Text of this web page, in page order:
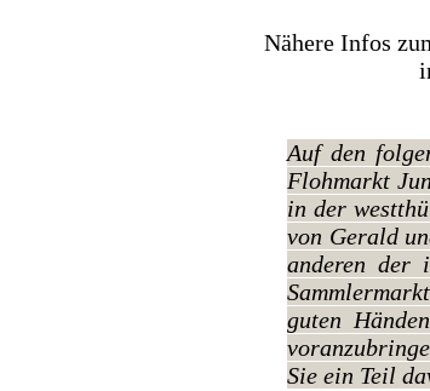
Nähere Infos
Auf den
Flohmarkt
in der
von Gerald
anderen der
guten
Sie ein Teil